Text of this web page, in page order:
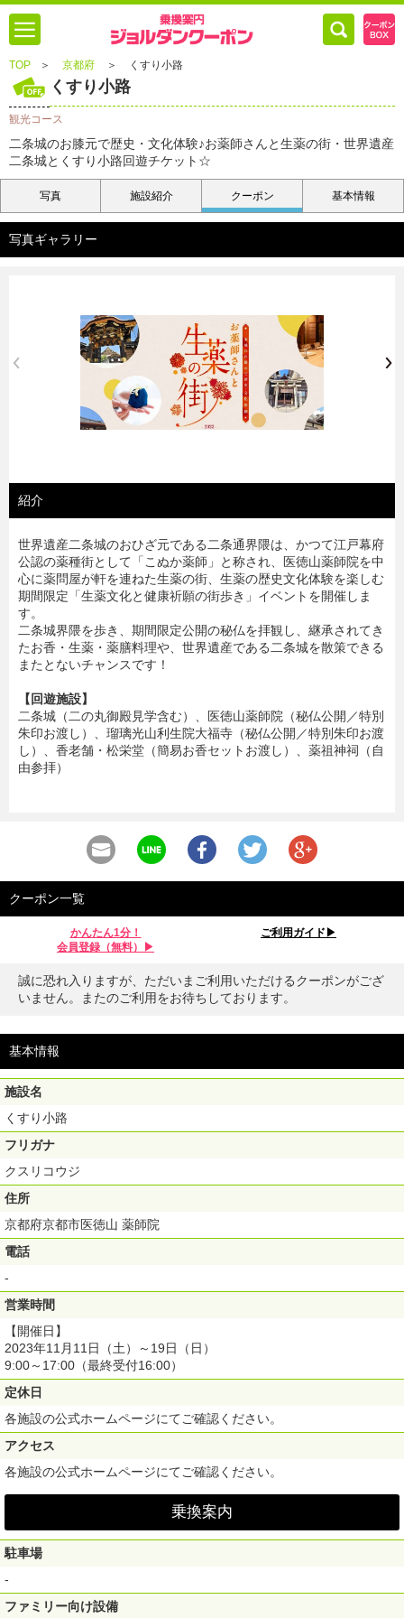
TOP ＞ 京都府 ＞ くすり小路
くすり小路
観光コース
二条城のお膝元で歴史・文化体験♪お薬師さんと生薬の街・世界遺産
二条城とくすり小路回遊チケット☆
写真 施設紹介 クーポン 基本情報
写真ギャラリー
紹介
世界遺産二条城のおひざ元である二条通界隈は、かつて江戸幕府
公認の薬種街として「こぬか薬師」と称され、医徳山薬師院を中
心に薬問屋が軒を連ねた生薬の街、生薬の歴史文化体験を楽しむ
期間限定「生薬文化と健康祈願の街歩き」イベントを開催しま
す。
二条城界隈を歩き、期間限定公開の秘仏を拝観し、継承されてき
たお香・生薬・薬膳料理や、世界遺産である二条城を散策できる
またとないチャンスです！
【回遊施設】
二条城（二の丸御殿見学含む）、医徳山薬師院（秘仏公開／特別
朱印お渡し）、瑠璃光山利生院大福寺（秘仏公開／特別朱印お渡
し）、香老舗・松栄堂（簡易お香セットお渡し）、薬祖神祠（自
由参拝）
クーポン一覧
かんたん1分！
会員登録（無料）▶︎
ご利用ガイド▶︎
誠に恐れ入りますが、ただいまご利用いただけるクーポンがござ
いません。またのご利用をお待ちしております。
基本情報
施設名
くすり小路
フリガナ
クスリコウジ
住所
京都府京都市医徳山 薬師院
電話
-
営業時間
【開催日】
2023年11月11日（土）～19日（日）
9:00～17:00（最終受付16:00）
定休日
各施設の公式ホームページにてご確認ください。
アクセス
各施設の公式ホームページにてご確認ください。
乗換案内
駐車場
-
ファミリー向け設備